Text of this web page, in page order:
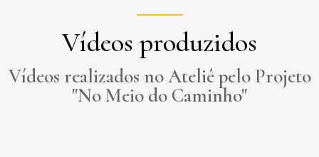
Vídeos produzidos
Vídeos realizados no Ateliê pelo Projeto
"No Meio do Caminho"